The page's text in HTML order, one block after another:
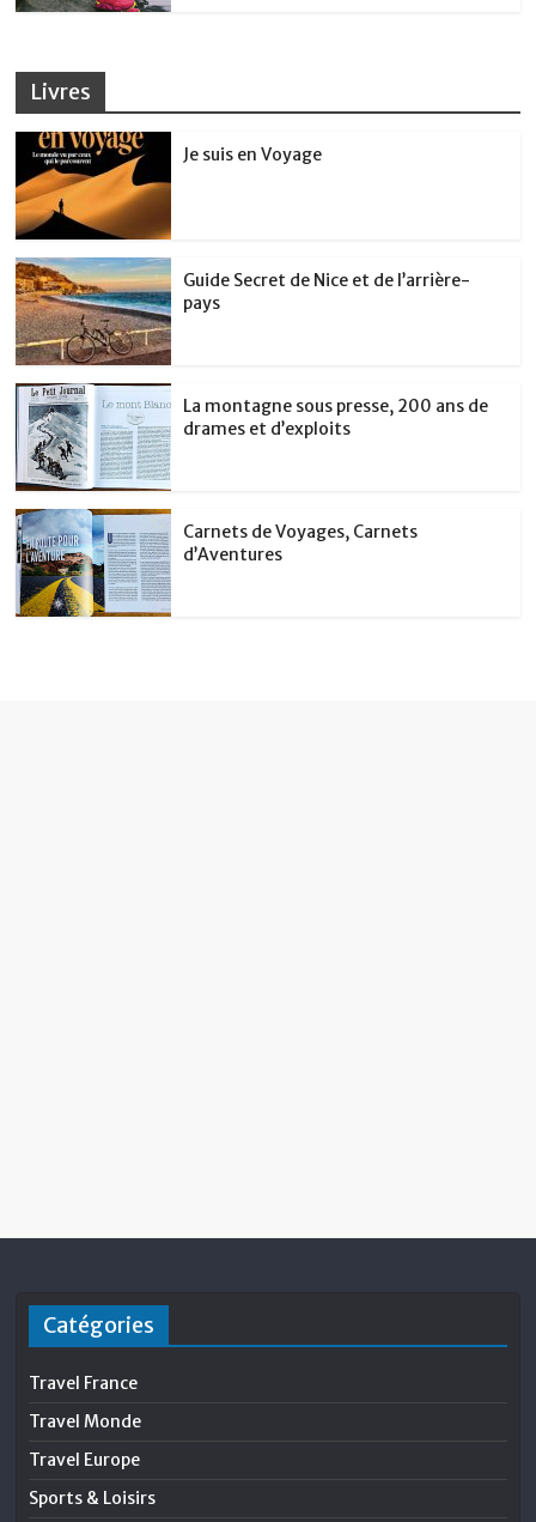
Livres
Je suis en Voyage
Guide Secret de Nice et de l’arrière-
pays
La montagne sous presse, 200 ans de
drames et d’exploits
Carnets de Voyages, Carnets
d’Aventures
Catégories
Travel France
Travel Monde
Travel Europe
Sports & Loisirs